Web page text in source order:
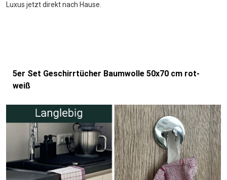
Luxus jetzt direkt nach Hause.
5er Set Geschirrtücher Baumwolle 50x70 cm rot-
weiß